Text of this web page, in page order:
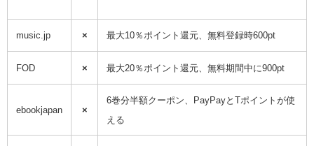
music.jp × 最大10％ポイント還元、無料登録時600pt
FOD × 最大20％ポイント還元、無料期間中に900pt
ebookjapan ×
6巻分半額クーポン、PayPayとTポイントが使
える